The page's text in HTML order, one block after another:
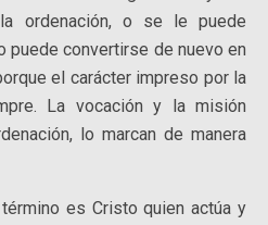
ordenación, o se le puede
puede convertirse de nuevo en
el carácter impreso por la
La vocación y la misión
lo marcan de manera
es Cristo quien actúa y